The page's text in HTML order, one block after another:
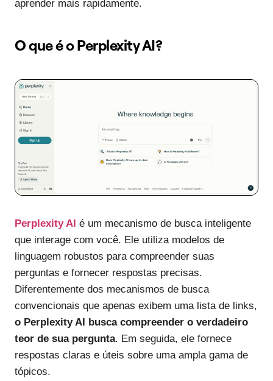
aprender mais rapidamente.
O que é o Perplexity AI?
Perplexity AI é um mecanismo de busca inteligente
que interage com você. Ele utiliza modelos de
linguagem robustos para compreender suas
perguntas e fornecer respostas precisas.
Diferentemente dos mecanismos de busca
convencionais que apenas exibem uma lista de links,
o Perplexity AI busca compreender o verdadeiro
teor de sua pergunta. Em seguida, ele fornece
respostas claras e úteis sobre uma ampla gama de
tópicos.